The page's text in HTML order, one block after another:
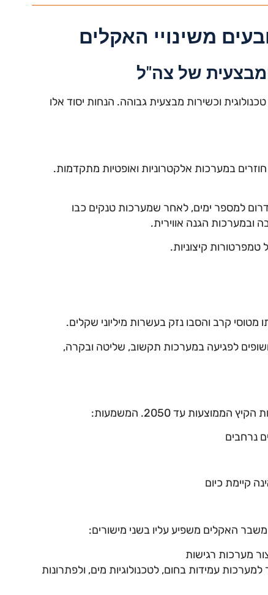
וכשירות מבצעית גבוהה. הנחות יסוד אלו
במערכות אלקטרוניות ואופטיות מתקדמות.
הדרום למספר ימים, לאחר שמערכות טנקים כבו
טמפרטורות קיצוניות.
לפגיעה במערכות תקשוב, שליטה ובקרה,
נרחבים
קיימת כיום
משבר האקלים משפיע עליו בשני מישורים:
מערכות רגישות
למערכות עמידות בחום, לטכנולוגיות מים, ולפתרונות